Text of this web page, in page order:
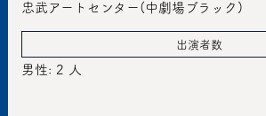
忠武アートセンター(中劇場ブラック)
出演者数
男性: 2 人